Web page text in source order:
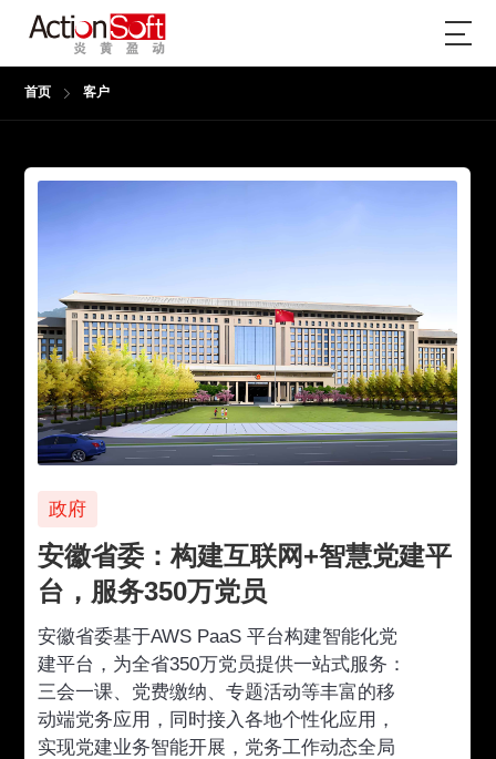
首页 客户
政府
安徽省委：构建互联网+智慧党建平
台，服务350万党员
安徽省委基于AWS PaaS 平台构建智能化党
建平台，为全省350万党员提供一站式服务：
三会一课、党费缴纳、专题活动等丰富的移
动端党务应用，同时接入各地个性化应用，
实现党建业务智能开展，党务工作动态全局